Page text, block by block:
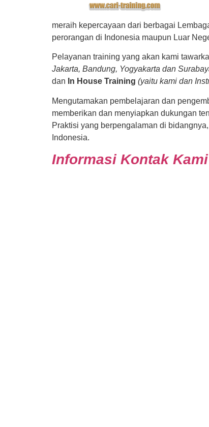
meraih kepercayaan dari berbagai
perorangan di Indonesia maupun Luar
Pelayanan training yang akan kami
Jakarta, Bandung, Yogyakarta dan
dan In House Training (yaitu kami dan
Mengutamakan pembelajaran dan
memberikan dan menyiapkan dukungan
Praktisi yang berpengalaman di
Indonesia.
Informasi Kontak